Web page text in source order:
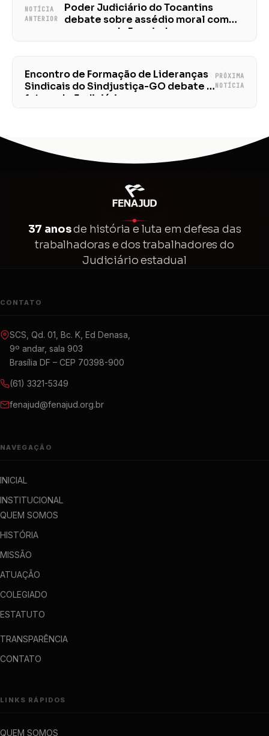
NOTÍCIA
ANTERIOR
Poder Judiciário do Tocantins
debate sobre assédio moral com
presença da Fenajud
Encontro de Formação de Lideranças
Sindicais do Sindjustiça-GO debate o
futuro do Judiciário
PRÓXIMA
NOTÍCIA
37 anosde história e luta em defesa das
trabalhadoras e dos trabalhadores do
Judiciário estadual
CONTATO
SCS, Qd. 01, Bc. K, Ed Denasa,
9º andar, sala 903
Brasília DF – CEP 70398-900
(61) 3321-5349
fenajud@fenajud.org.br
NAVEGAÇÃO
INICIAL
INSTITUCIONAL
QUEM SOMOS
HISTÓRIA
MISSÃO
ATUAÇÃO
COLEGIADO
ESTATUTO
TRANSPARÊNCIA
CONTATO
LINKS RÁPIDOS
QUEM SOMOS